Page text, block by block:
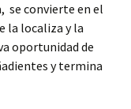
se convierte en el
la localiza y la
oportunidad de
y termina